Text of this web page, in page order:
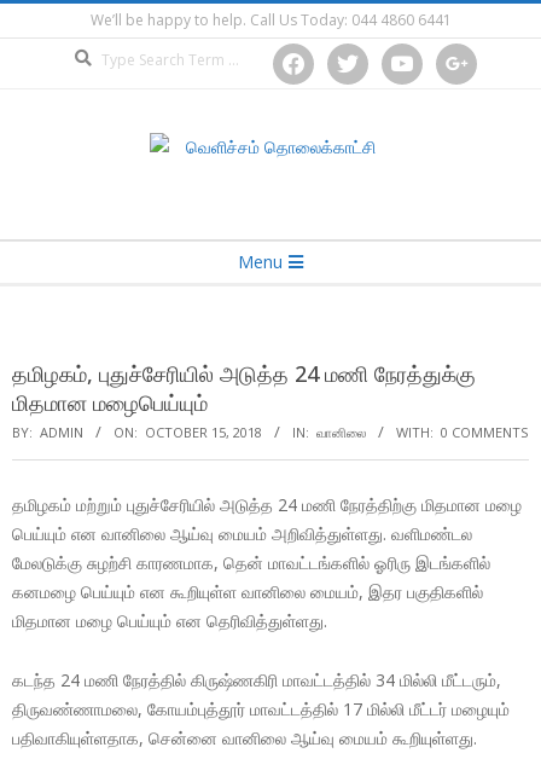
to
We’ll be happy to help. Call Us Today: 044 4860 6441
facebooktwitter youtube google
Menu
தமிழகம், புதுச்சேரியில் அடுத்த 24 மணி நேரத்துக்கு
மிதமான மழைபெய்யும்
BY: ADMIN ON: OCTOBER 15, 2018 IN: வானிலை WITH: 0 COMMENTS
தமிழகம் மற்றும் புதுச்சேரியில் அடுத்த 24 மணி நேரத்திற்கு மிதமான மழை
பெய்யும் என வானிலை ஆய்வு மையம் அறிவித்துள்ளது. வளிமண்டல
மேலடுக்கு சுழற்சி காரணமாக, தென் மாவட்டங்களில் ஓரிரு இடங்களில்
கனமழை பெய்யும் என கூறியுள்ள வானிலை மையம், இதர பகுதிகளில்
மிதமான மழை பெய்யும் என தெரிவித்துள்ளது.
கடந்த 24 மணி நேரத்தில் கிருஷ்ணகிரி மாவட்டத்தில் 34 மில்லி மீட்டரும்,
திருவண்ணாமலை, கோயம்புத்தூர் மாவட்டத்தில் 17 மில்லி மீட்டர் மழையும்
பதிவாகியுள்ளதாக, சென்னை வானிலை ஆய்வு மையம் கூறியுள்ளது.